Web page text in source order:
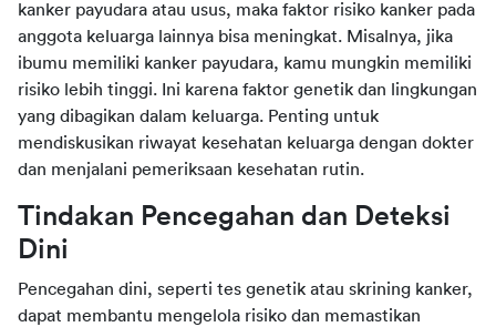
kanker payudara atau usus, maka faktor risiko kanker pada
anggota keluarga lainnya bisa meningkat. Misalnya, jika
ibumu memiliki kanker payudara, kamu mungkin memiliki
risiko lebih tinggi. Ini karena faktor genetik dan lingkungan
yang dibagikan dalam keluarga. Penting untuk
mendiskusikan riwayat kesehatan keluarga dengan dokter
dan menjalani pemeriksaan kesehatan rutin.
Tindakan Pencegahan dan Deteksi
Dini
Pencegahan dini, seperti tes genetik atau skrining kanker,
dapat membantu mengelola risiko dan memastikan